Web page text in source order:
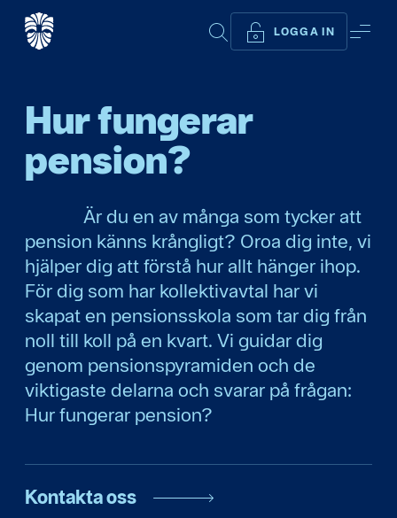
SÖK LOGGA IN
Hur fungerar
pension?
Är du en av många som tycker att
pension känns krångligt? Oroa dig inte, vi
hjälper dig att förstå hur allt hänger ihop.
För dig som har kollektivavtal har vi
skapat en pensionsskola som tar dig från
noll till koll på en kvart. Vi guidar dig
genom pensionspyramiden och de
viktigaste delarna och svarar på frågan:
Hur fungerar pension?
Kontakta oss